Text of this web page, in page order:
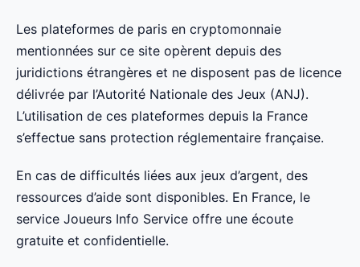
Les plateformes de paris en cryptomonnaie
mentionnées sur ce site opèrent depuis des
juridictions étrangères et ne disposent pas de licence
délivrée par l’Autorité Nationale des Jeux (ANJ).
L’utilisation de ces plateformes depuis la France
s’effectue sans protection réglementaire française.
En cas de difficultés liées aux jeux d’argent, des
ressources d’aide sont disponibles. En France, le
service Joueurs Info Service offre une écoute
gratuite et confidentielle.